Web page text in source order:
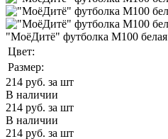
"МоёДитё" футболка М100 белая
Цвет:
Размер:
214 руб. за шт
В наличии
214 руб. за шт
В наличии
214 руб. за шт